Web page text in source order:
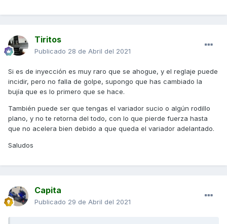
Tiritos
Publicado 28 de Abril del 2021
Si es de inyección es muy raro que se ahogue, y el reglaje puede
incidir, pero no falla de golpe, supongo que has cambiado la
bujía que es lo primero que se hace.
También puede ser que tengas el variador sucio o algún rodillo
plano, y no te retorna del todo, con lo que pierde fuerza hasta
que no acelera bien debido a que queda el variador adelantado.
Saludos
Capita
Publicado 29 de Abril del 2021